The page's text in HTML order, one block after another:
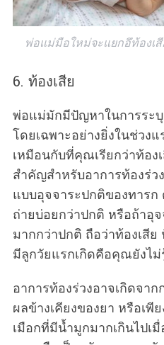
พ่อแม่มือใหม่จะแยกอึท้องเ
6. ท้องเสีย
พ่อแม่มักมีปัญหาในการระบุ
โดยเฉพาะอย่างยิ่งในช่วง
เหมือนกับที่คุณเรียกว่าท้อง
สำคัญสำหรับอาการท้องร่ว
แบบอุจจาระปกติของทาร
ถ่ายบ่อยกว่าปกติ หรือถ้าอุจ
มากกว่าปกติ ถือว่าท้องเสี
มีลูกวัยแรกเกิดคือคุณยังไม่
อาการท้องร่วงอาจเกิดจาก
ผลข้างเคียงของยา หรือเพี
เมือกที่มีน้ำมูกมากเกินไป